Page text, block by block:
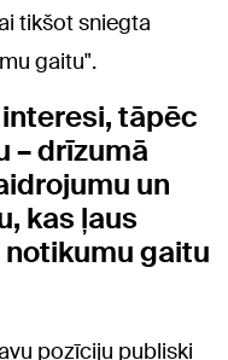
tikšot sniegta
gaitu".
tāpēc
– drīzumā
un
kas ļaus
gaitu
pozīciju publiski